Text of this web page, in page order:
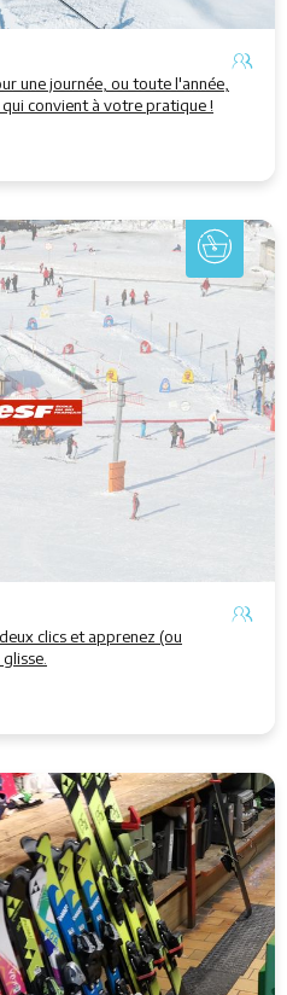
une journée, ou toute l'année,
convient à votre pratique !
clics et apprenez (ou